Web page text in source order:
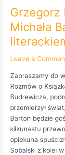
Grzegorz
Michała
Leave a
Zapraszamy do
Rozmów o
Budrewicza,
przemierzył
Barton będzie
kilkunastu
opiekuna
Sobalski z kolei